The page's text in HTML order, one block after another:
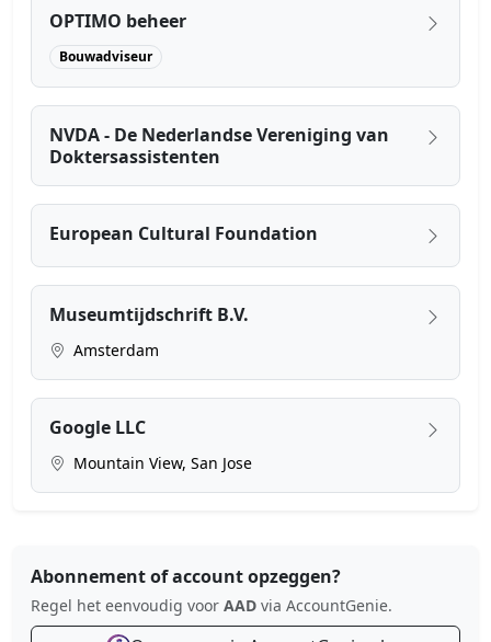
OPTIMO beheer
Bouwadviseur
NVDA - De Nederlandse Vereniging van
Doktersassistenten
European Cultural Foundation
Museumtijdschrift B.V.
Amsterdam
Google LLC
Mountain View, San Jose
Abonnement of account opzeggen?
Regel het eenvoudig voor AAD via AccountGenie.